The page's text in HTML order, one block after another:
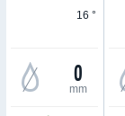
16 °
0
mm